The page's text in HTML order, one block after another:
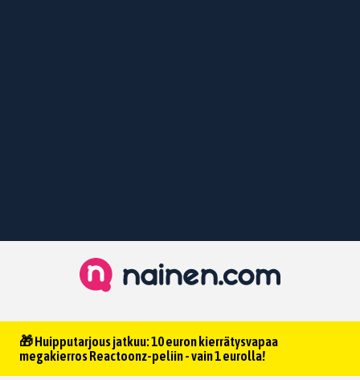
🎁 Huipputarjous jatkuu: 10 euron kierrätysvapaa
megakierros Reactoonz-peliin - vain 1 eurolla!